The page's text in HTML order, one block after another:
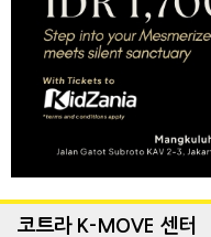
코트라 K-MOVE 센터